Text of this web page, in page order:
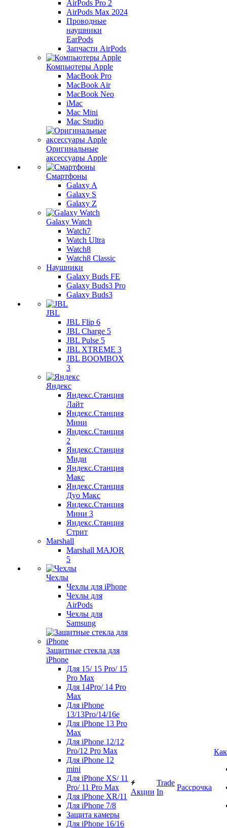
AirPods Pro 2
AirPods Max 2024
Проводные
наушники
EarPods
Запчасти AirPods
Компьютеры Apple
MacBook Pro
MacBook Air
MacBook Neo
iMac
Mac Mini
Mac Studio
Оригинальные
аксессуары Apple
Смартфоны
Galaxy A
Galaxy S
Galaxy Z
Galaxy Watch
Watch7
Watch Ultra
Watch8
Watch8 Classic
Наушники
Galaxy Buds FE
Galaxy Buds3 Pro
Galaxy Buds3
JBL
JBL Flip 6
JBL Charge 5
JBL Pulse 5
JBL XTREME 3
JBL BOOMBOX
3
Яндекс
Яндекс.Станция
Лайт
Яндекс.Станция
Мини
Яндекс.Станция
2
Яндекс.Станция
Миди
Яндекс.Станция
Макс
Яндекс.Станция
Дуо Макс
Яндекс.Станция
Мини 3
Яндекс.Станция
Стрит
Marshall
Marshall MAJOR
5
Чехлы
Чехлы для iPhone
Чехлы для
AirPods
Чехлы для
Samsung
Защитные стекла для
iPhone
Для 15/ 15 Pro/ 15
Pro Max
Для 14Pro/ 14 Pro
Max
Для iPhone
13/13Pro/14/16e
Для iPhone 13 Pro
Max
Для iPhone 12/12
Pro/12 Pro Max
Для iPhone 12
mini
Для iPhone XS/ 11
Pro/ 11 Pro Max
Для iPhone XR/11
Для iPhone 7/8
Защита камеры
Для iPhone 16/16
Акции
Trade
In
Рассрочка